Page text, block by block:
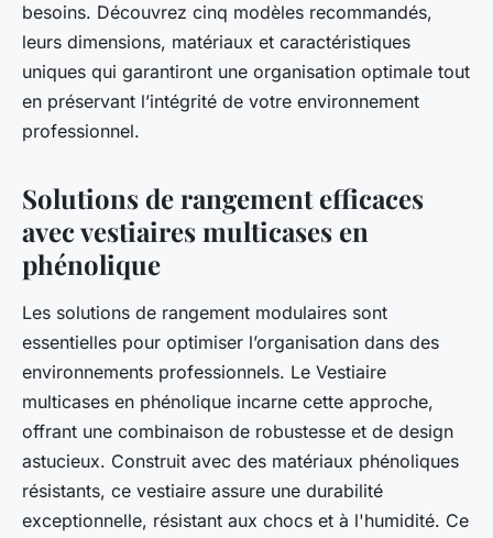
besoins. Découvrez cinq modèles recommandés,
leurs dimensions, matériaux et caractéristiques
uniques qui garantiront une organisation optimale tout
en préservant l’intégrité de votre environnement
professionnel.
Solutions de rangement efficaces
avec vestiaires multicases en
phénolique
Les solutions de rangement modulaires sont
essentielles pour optimiser l’organisation dans des
environnements professionnels. Le Vestiaire
multicases en phénolique incarne cette approche,
offrant une combinaison de robustesse et de design
astucieux. Construit avec des matériaux phénoliques
résistants, ce vestiaire assure une durabilité
exceptionnelle, résistant aux chocs et à l'humidité. Ce